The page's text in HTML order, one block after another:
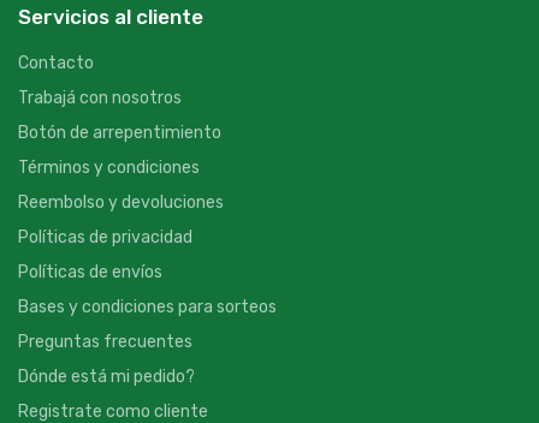
Servicios al cliente
Contacto
Trabajá con nosotros
Botón de arrepentimiento
Términos y condiciones
Reembolso y devoluciones
Políticas de privacidad
Políticas de envíos
Bases y condiciones para sorteos
Preguntas frecuentes
Dónde está mi pedido?
Registrate como cliente